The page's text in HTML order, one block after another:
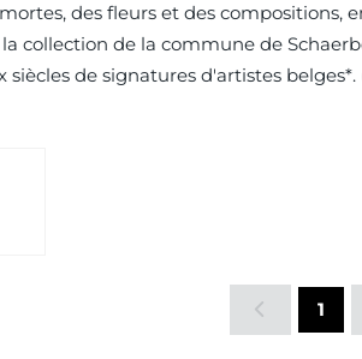
des fleurs et des
de la commune de
de signatures d'artistes belges*.
1